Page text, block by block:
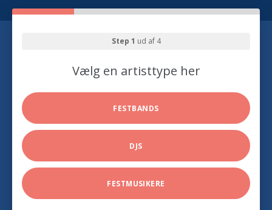
Step 1 ud af 4
Vælg en artisttype her
FESTBANDS
DJS
FESTMUSIKERE